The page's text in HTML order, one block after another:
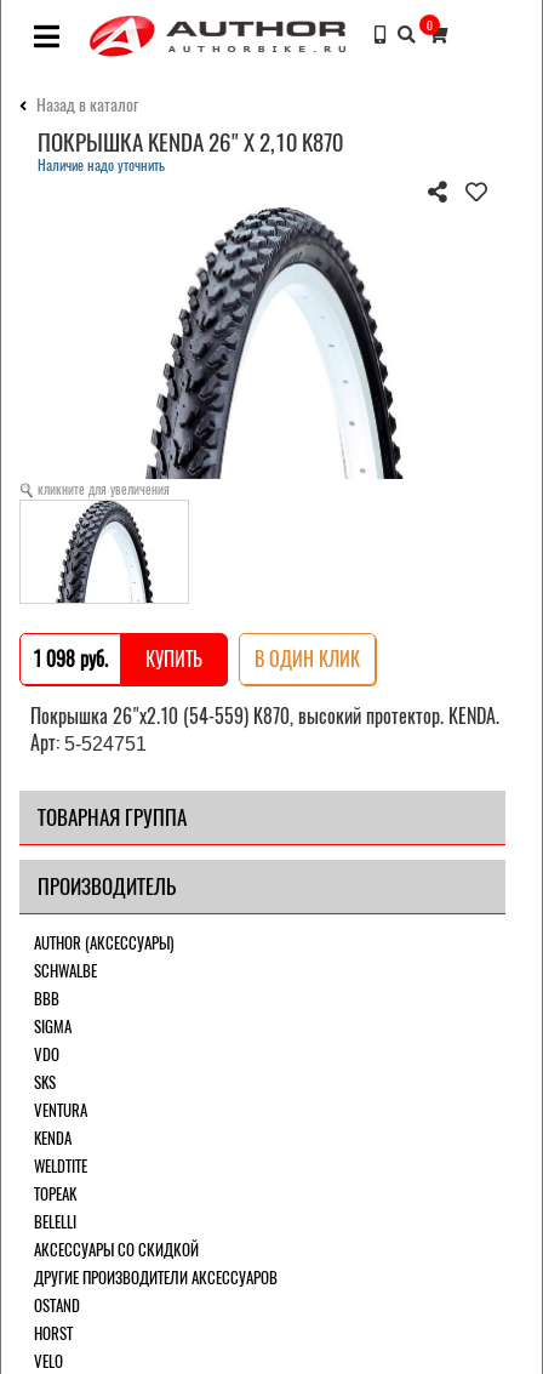
0
Назад в каталог
ПОКРЫШКА KENDA 26" Х 2,10 K870
Наличие надо уточнить
кликните для увеличения
1 098 pуб. КУПИТЬ В ОДИН КЛИК
Покрышка 26"х2.10 (54-559) K870, высокий протектор. KENDA.
Арт: 5-524751
ТОВАРНАЯ ГРУППА
ПРОИЗВОДИТЕЛЬ
AUTHOR (АКСЕССУАРЫ)
SCHWALBE
BBB
SIGMA
VDO
SKS
VENTURA
KENDA
WELDTITE
TOPEAK
BELELLI
АКСЕССУАРЫ СО СКИДКОЙ
ДРУГИЕ ПРОИЗВОДИТЕЛИ АКСЕССУАРОВ
OSTAND
HORST
VELO